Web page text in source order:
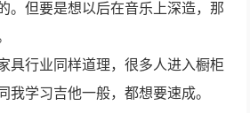
。但要是想以后在音乐上深造，那
具行业同样道理，很多人进入橱柜
我学习吉他一般，都想要速成。